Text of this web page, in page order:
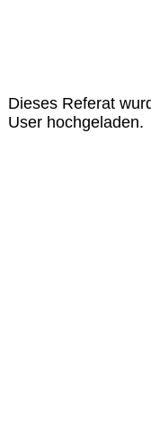
Dieses Referat
User hochgeladen.